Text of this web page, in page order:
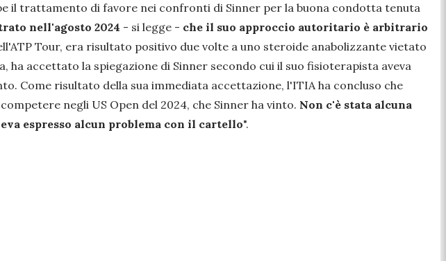
il trattamento di favore nei confronti di Sinner per la buona condotta tenuta
nell'agosto 2024 - si legge - che il suo approccio autoritario è arbitrario
Tour, era risultato positivo due volte a uno steroide anabolizzante vietato
accettato la spiegazione di Sinner secondo cui il suo fisioterapista aveva
Come risultato della sua immediata accettazione, l'ITIA ha concluso che
negli US Open del 2024, che Sinner ha vinto. Non c'è stata alcuna
espresso alcun problema con il cartello".